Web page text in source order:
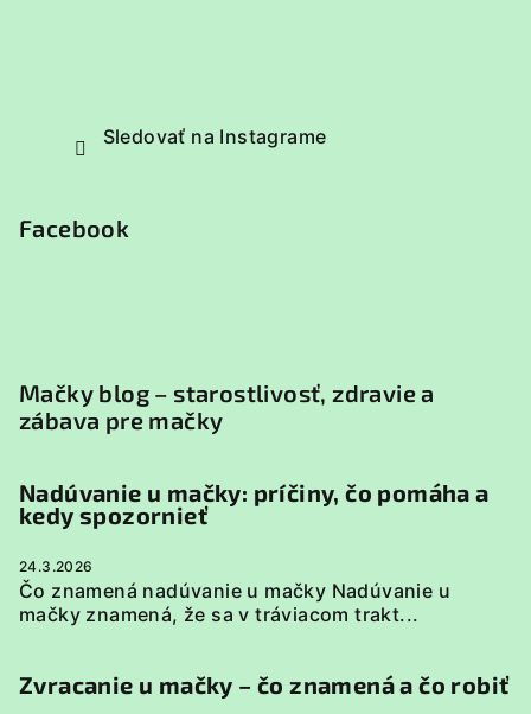
Sledovať na Instagrame
Facebook
Mačky blog – starostlivosť, zdravie a
zábava pre mačky
Nadúvanie u mačky: príčiny, čo pomáha a
kedy spozornieť
24.3.2026
Čo znamená nadúvanie u mačky Nadúvanie u
mačky znamená, že sa v tráviacom trakt...
Zvracanie u mačky – čo znamená a čo robiť